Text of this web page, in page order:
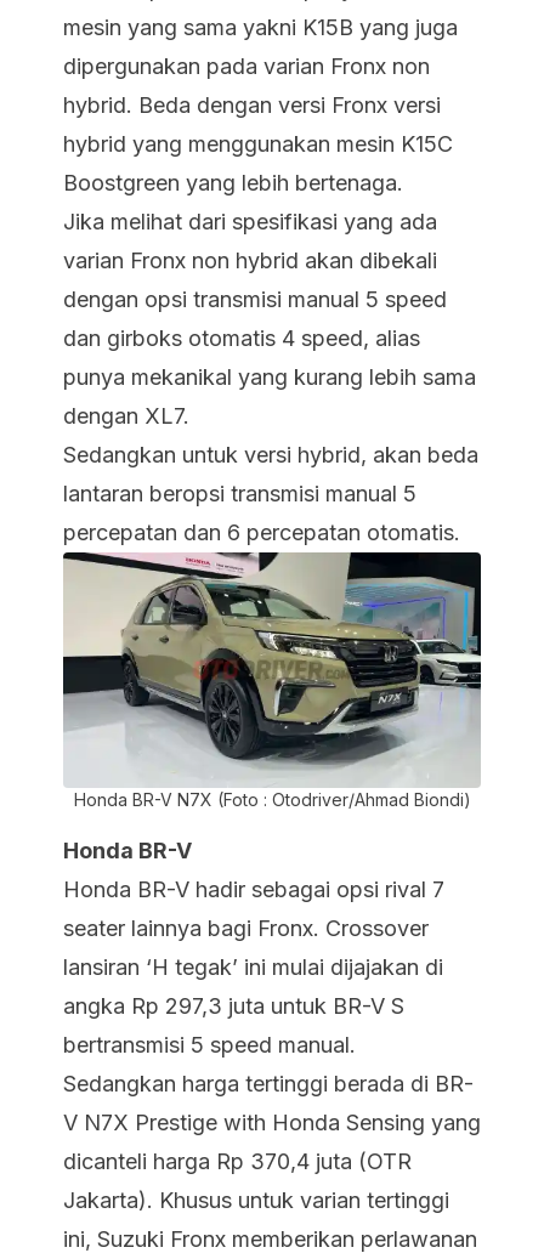
mesin yang sama yakni K15B yang juga
dipergunakan pada varian Fronx non
hybrid. Beda dengan versi Fronx versi
hybrid yang menggunakan mesin K15C
Boostgreen yang lebih bertenaga.
Jika melihat dari spesifikasi yang ada
varian Fronx non hybrid akan dibekali
dengan opsi transmisi manual 5 speed
dan girboks otomatis 4 speed, alias
punya mekanikal yang kurang lebih sama
dengan XL7.
Sedangkan untuk versi hybrid, akan beda
lantaran beropsi transmisi manual 5
percepatan dan 6 percepatan otomatis.
Honda BR-V N7X (Foto : Otodriver/Ahmad Biondi)
Honda BR-V
Honda BR-V hadir sebagai opsi rival 7
seater lainnya bagi Fronx. Crossover
lansiran ‘H tegak’ ini mulai dijajakan di
angka Rp 297,3 juta untuk BR-V S
bertransmisi 5 speed manual.
Sedangkan harga tertinggi berada di BR-
V N7X Prestige with Honda Sensing yang
dicanteli harga Rp 370,4 juta (OTR
Jakarta). Khusus untuk varian tertinggi
ini, Suzuki Fronx memberikan perlawanan